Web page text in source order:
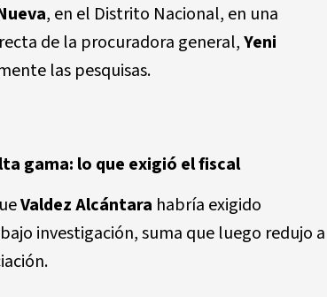
, en el Distrito Nacional, en una
de la procuradora general,Yeni
las pesquisas.
gama: lo que exigió el fiscal
Valdez Alcántara habría exigido
investigación, suma que luego redujo a